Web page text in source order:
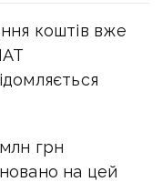
коштів вже
грн
на цей